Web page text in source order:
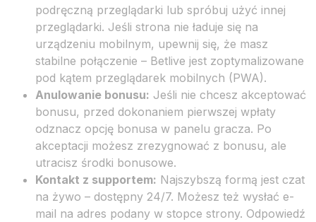
podręczną przeglądarki lub spróbuj użyć innej
przeglądarki. Jeśli strona nie ładuje się na
urządzeniu mobilnym, upewnij się, że masz
stabilne połączenie – Betlive jest zoptymalizowane
pod kątem przeglądarek mobilnych (PWA).
Anulowanie bonusu: Jeśli nie chcesz akceptować
bonusu, przed dokonaniem pierwszej wpłaty
odznacz opcję bonusa w panelu gracza. Po
akceptacji możesz zrezygnować z bonusu, ale
utracisz środki bonusowe.
Kontakt z supportem: Najszybszą formą jest czat
na żywo – dostępny 24/7. Możesz też wysłać e-
mail na adres podany w stopce strony. Odpowiedź